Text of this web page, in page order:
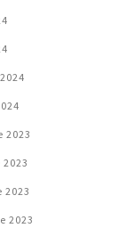
2023
2023
2023